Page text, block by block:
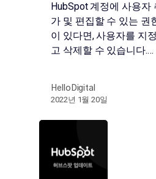
HubSpot 계정에 사용자
가 및 편집할 수 있는 권
이 있다면, 사용자를 지
고 삭제할 수 있습니다.…
HelloDigital
2022년 1월 20일